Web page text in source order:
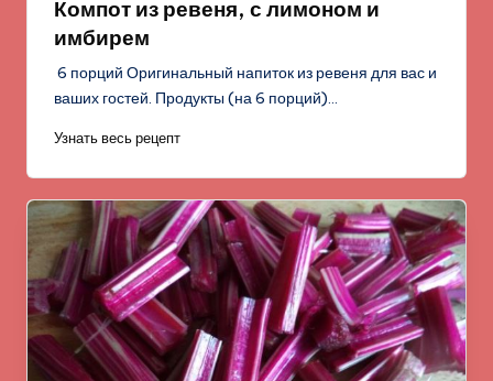
Компот из ревеня, с лимоном и
имбирем
6 порций Оригинальный напиток из ревеня для вас и
ваших гостей. Продукты (на 6 порций)…
Узнать весь рецепт